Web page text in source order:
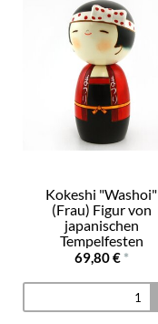
Kokeshi "Washoi"
(Frau) Figur von
japanischen
Tempelfesten
69,80 € *